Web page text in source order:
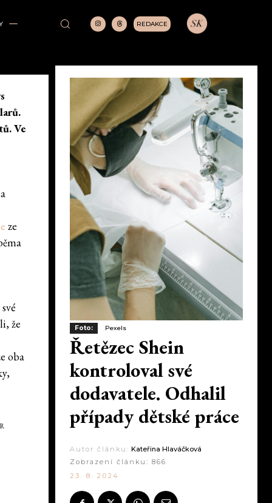
REDAKCE
Ve
ze
že
oba
Foto: Pexels
Řetězec Shein
kontroloval své
dodavatele. Odhalil
případy dětské práce
Autor článku: Kateřina Hlaváčková
Zobrazení článku: 866
23. 8. 2024